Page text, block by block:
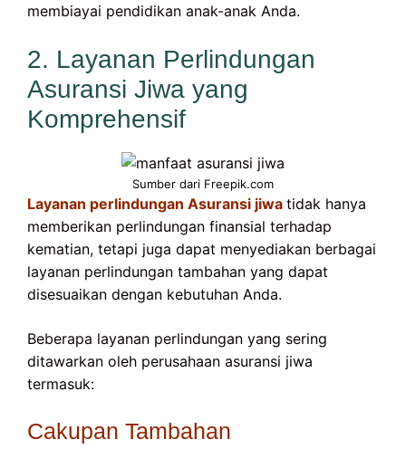
membiayai pendidikan anak-anak Anda.
2. Layanan Perlindungan
Asuransi Jiwa yang
Komprehensif
Sumber dari Freepik.com
Layanan perlindungan Asuransi jiwa tidak hanya
memberikan perlindungan finansial terhadap
kematian, tetapi juga dapat menyediakan berbagai
layanan perlindungan tambahan yang dapat
disesuaikan dengan kebutuhan Anda.
Beberapa layanan perlindungan yang sering
ditawarkan oleh perusahaan asuransi jiwa
termasuk:
Cakupan Tambahan